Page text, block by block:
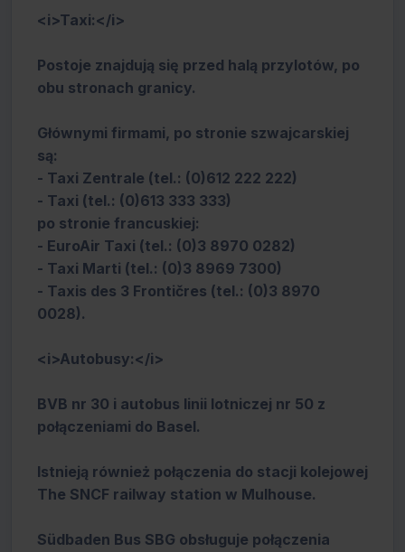
<i>Taxi:</i>
Postoje znajdują się przed halą przylotów, po
obu stronach granicy.
Głównymi firmami, po stronie szwajcarskiej
są:
- Taxi Zentrale (tel.: (0)612 222 222)
- Taxi (tel.: (0)613 333 333)
po stronie francuskiej:
- EuroAir Taxi (tel.: (0)3 8970 0282)
- Taxi Marti (tel.: (0)3 8969 7300)
- Taxis des 3 Frontičres (tel.: (0)3 8970
0028).
<i>Autobusy:</i>
BVB nr 30 i autobus linii lotniczej nr 50 z
połączeniami do Basel.
Istnieją również połączenia do stacji kolejowej
The SNCF railway station w Mulhouse.
Südbaden Bus SBG obsługuje połączenia